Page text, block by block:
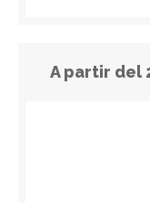
A partir del